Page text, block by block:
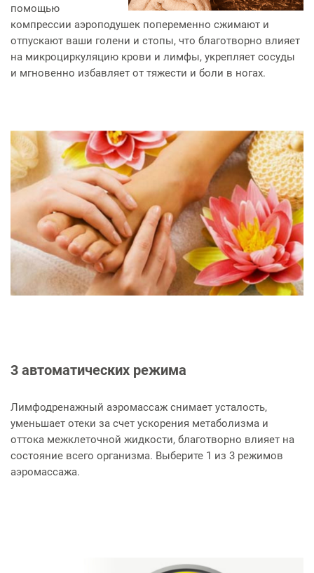
помощью
компрессии аэроподушек попеременно сжимают и
отпускают ваши голени и стопы, что благотворно влияет
на микроциркуляцию крови и лимфы, укрепляет сосуды
и мгновенно избавляет от тяжести и боли в ногах.
3 автоматических режима
Лимфодренажный аэромассаж снимает усталость,
уменьшает отеки за счет ускорения метаболизма и
оттока межклеточной жидкости, благотворно влияет на
состояние всего организма. Выберите 1 из 3 режимов
аэромассажа.